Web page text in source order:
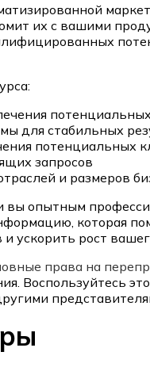
их с вашими
потенциальных
для стабильных
потенциальных
запросов
и размеров
вы опытным
которая
ускорить рост
права на
Воспользуйтесь